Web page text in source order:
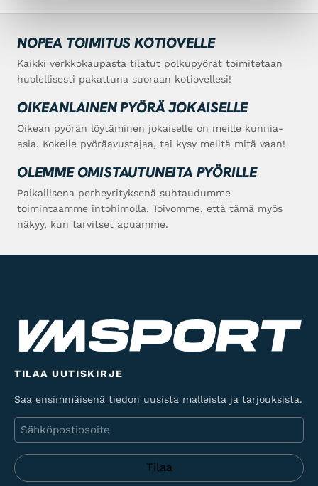
NOPEA TOIMITUS KOTIOVELLE
Kaikki verkkokaupasta tilatut polkupyörät toimitetaan
huolellisesti pakattuna suoraan kotiovellesi!
OIKEANLAINEN PYÖRÄ JOKAISELLE
Oikean pyörän löytäminen jokaiselle on meille kunnia-
asia. Kokeile pyöräavustajaa, tai kysy meiltä mitä vaan!
OLEMME OMISTAUTUNEITA PYÖRILLE
Paikallisena perheyrityksenä suhtaudumme
toimintaamme intohimolla. Toivomme, että tämä myös
näkyy, kun tarvitset apuamme.
TILAA UUTISKIRJE
Saa ensimmäisenä tiedon uusista malleista ja tarjouksista.
Sähköposti